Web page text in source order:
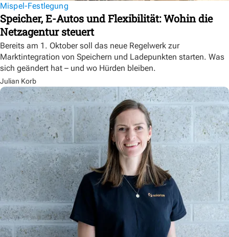
Mispel-Festlegung
Speicher, E-Autos und Flexibilität: Wohin die
Netzagentur steuert
Bereits am 1. Oktober soll das neue Regelwerk zur
Marktintegration von Speichern und Ladepunkten starten. Was
sich geändert hat – und wo Hürden bleiben.
Julian Korb